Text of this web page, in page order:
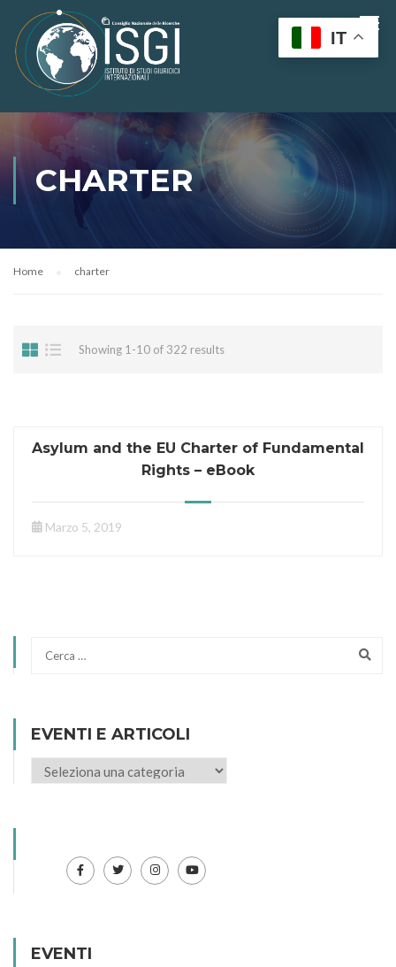
CHARTER
Home charter
Showing 1-10 of 322 results
Asylum and the EU Charter of Fundamental
Rights – eBook
Marzo 5, 2019
EVENTI E ARTICOLI
EVENTI
IT